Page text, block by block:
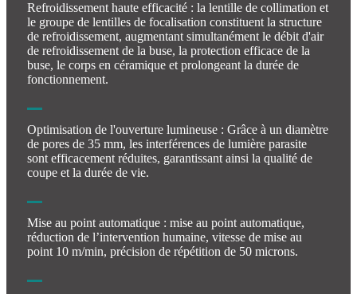
Refroidissement haute efficacité : la lentille de collimation et
le groupe de lentilles de focalisation constituent la structure
de refroidissement, augmentant simultanément le débit d'air
de refroidissement de la buse, la protection efficace de la
buse, le corps en céramique et prolongeant la durée de
fonctionnement.
Optimisation de l'ouverture lumineuse : Grâce à un diamètre
de pores de 35 mm, les interférences de lumière parasite
sont efficacement réduites, garantissant ainsi la qualité de
coupe et la durée de vie.
Mise au point automatique : mise au point automatique,
réduction de l’intervention humaine, vitesse de mise au
point 10 m/min, précision de répétition de 50 microns.